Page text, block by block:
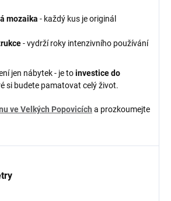
mozaika - každý kus je originál
- vydrží roky intenzivního používání
jen nábytek - je toinvestice do
si budete pamatovat celý život.
ve Velkých Popovicích a prozkoumejte